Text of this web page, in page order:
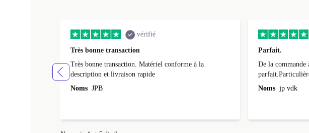
vérifié
Très bonne transaction
Très bonne transaction. Matériel conforme à la
description et livraison rapide
Noms JPB
Parfait.
De la
bien!.Egalement
Noms jp vdk